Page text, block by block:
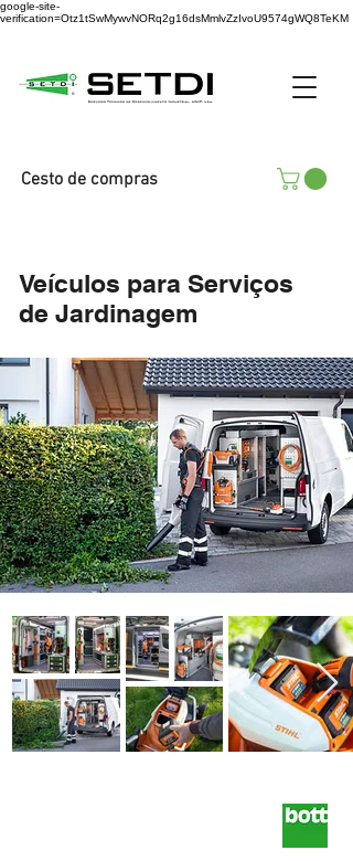
google-site-
verification=Otz1tSwMywvNORq2g16dsMmlvZzIvoU9574gWQ8TeKM
Cesto de compras
Veículos para Serviços
de Jardinagem